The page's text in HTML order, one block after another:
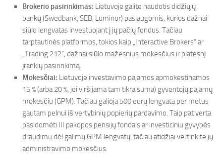
Brokerio pasirinkimas: Lietuvoje galite naudotis didžiųjų
bankų (Swedbank, SEB, Luminor) paslaugomis, kurios dažnai
siūlo lengvatas investuojant į jų pačių fondus. Tačiau
tarptautinės platformos, tokios kaip „Interactive Brokers“ ar
„Trading 212“, dažnai siūlo mažesnius mokesčius ir platesnį
įrankių pasirinkimą.
Mokesčiai: Lietuvoje investavimo pajamos apmokestinamos
15 % (arba 20 %, jei viršijama tam tikra suma) gyventojų pajamų
mokesčiu (GPM). Tačiau galioja 500 eurų lengvata per metus
gautam pelnui iš vertybinių popierių pardavimo. Taip pat verta
pasidomėti III pakopos pensijų fondais ar investiciniu gyvybės
draudimu dėl galimų GPM lengvatų, tačiau atidžiai vertinkite jų
administravimo mokesčius.